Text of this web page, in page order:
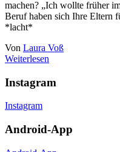
machen? „Ich wollte früher
Beruf haben sich Ihre Eltern
*lacht*
Von Laura Voß
Weiterlesen
Instagram
Instagram
Android-App